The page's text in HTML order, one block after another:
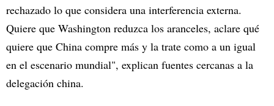
rechazado lo que considera una interferencia externa.
Quiere que Washington reduzca los aranceles, aclare qué
quiere que China compre más y la trate como a un igual
en el escenario mundial", explican fuentes cercanas a la
delegación china.